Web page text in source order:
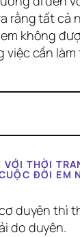
rằng tất cả
không
việc cần
VỚI THỜI
ĐỜI EM
duyên thì
do duyên.